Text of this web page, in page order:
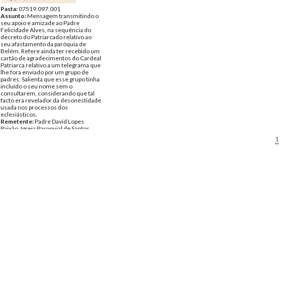
Pasta:07519.097.001
Assunto:Mensagem transmitindo o
seu apoio e amizade ao Padre
Felicidade Alves, na sequência do
decreto do Patriarcado relativo ao
seu afastamento da paróquia de
Belém. Refere ainda ter recebido um
cartão de agradecimentos do Cardeal
Patriarca relativo a um telegrama que
lhe fora enviado por um grupo de
padres. Salienta que esse grupo tinha
incluído o seu nome sem o
consultarem, considerando que tal
facto era revelador da desonestidade
usada nos processos dos
eclesiásticos.
Remetente:Padre David Lopes
Paixão, Igreja Paroquial de Santos
1